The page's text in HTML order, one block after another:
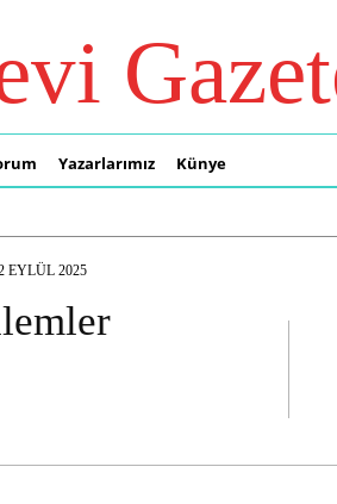
Yazarlarımız Künye
EYLÜL 2025